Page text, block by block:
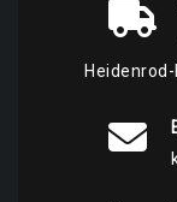
Heidenrod-